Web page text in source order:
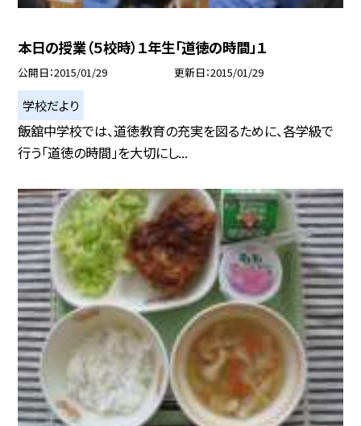
本日の授業（５校時）１年生「道徳の時間」１
公開日 2015/01/29 更新日 2015/01/29
学校だより
飯舘中学校では、道徳教育の充実を図るために、各学級で
行う「道徳の時間」を大切にし...